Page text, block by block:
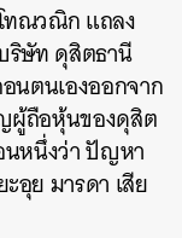
ทณวณิก แถลง
ริษัท ดุสิตธานี
นตนเองออกจาก
ผู้ถือหุ้นของดุสิต
นหนึ่งว่า ปัญหา
อุย มารดา เสีย